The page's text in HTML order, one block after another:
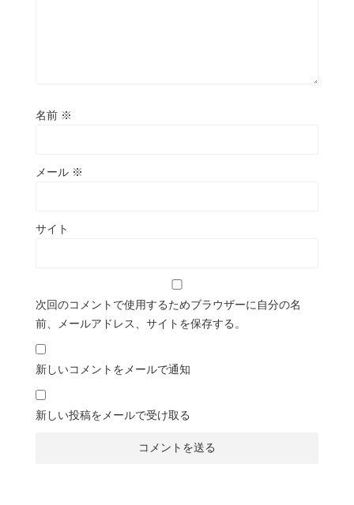
名前 ※
メール ※
サイト
次回のコメントで使用するためブラウザーに自分の名
前、メールアドレス、サイトを保存する。
新しいコメントをメールで通知
新しい投稿をメールで受け取る